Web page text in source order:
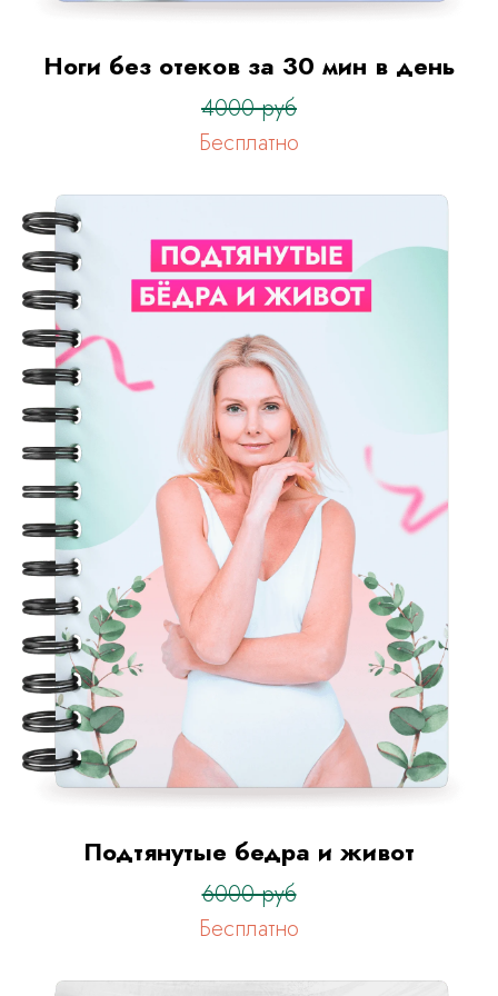
Ноги без отеков за 30 мин в день
4000 руб
Бесплатно
Подтянутые бедра и живот
6000 руб
Бесплатно
После